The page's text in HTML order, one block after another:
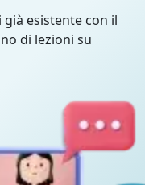
esistente con il
di lezioni su